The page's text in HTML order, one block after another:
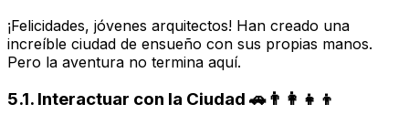
¡Felicidades, jóvenes arquitectos! Han creado una
increíble ciudad de ensueño con sus propias manos.
Pero la aventura no termina aquí.
5.1. Interactuar con la Ciudad 🚗👨‍👩‍👧‍👦